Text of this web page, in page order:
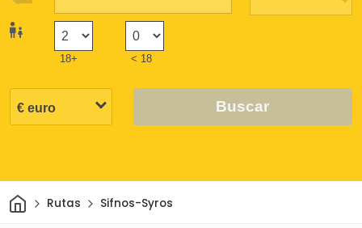
18+ < 18
Buscar
InicioRutas Sifnos-Syros